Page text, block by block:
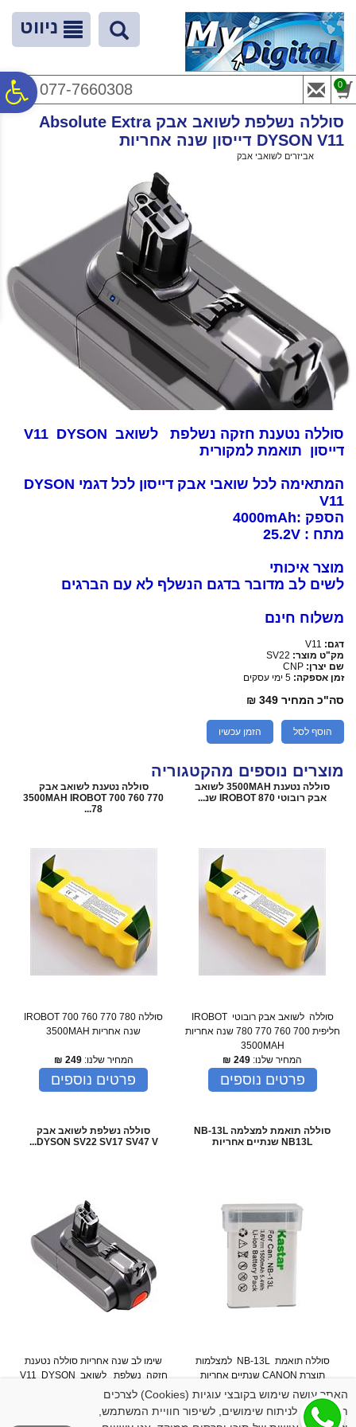
נגישות
המרכזי
ניווט
077-7660308 0
סוללה נשלפת לשואב אבק Absolute Extra
DYSON V11 דייסון שנה אחריות
אביזרים לשואבי אבק
סוללה נטענת חזקה נשלפת לשואב V11 DYSON
דייסון תואמת למקורית
המתאימה לכל שואבי אבק דייסון לכל דגמי DYSON
V11
הספק :4000mAh
מתח : 25.2V
מוצר איכותי
לשים לב מדובר בדגם הנשלף לא עם הברגים
משלוח חינם
דגם: V11
מק"ט מוצר: SV22
שם יצרן: CNP
זמן אספקה: 5 ימי עסקים
סה"כ המחיר 349 ₪
הוסף לסל הזמן עכשיו
מוצרים נוספים מהקטגוריה
סוללה נטענת 3500MAH לשואב
אבק רובוטי IROBOT 870 שנ...
סוללה לשואב אבק רובוטי IROBOT
חליפית 700 760 770 780 שנה אחריות
3500MAH
המחיר שלנו: 249
₪
פרטים נוספים
סוללה נטענת לשואב אבק
3500MAH IROBOT 700 760 770
78...
סוללה IROBOT 700 760 770 780
שנה אחריות 3500MAH
המחיר שלנו:249
₪
פרטים נוספים
סוללה תואמת למצלמה NB-13L
NB13L שנתיים אחריות
סוללה תואמת NB-13L למצלמות
תוצרת CANON שנתיים אחריות
מתאימה לסדרות NB13L for Canon
המחיר שלנו:215
₪
סוללה נשלפת לשואב אבק
DYSON SV22 SV17 SV47 V...
שימו לב שנה אחריות סוללה נטענת
חזקה נשלפת לשואב V11 DYSON
דייסון תואמת למקורית מת...
המחיר שלנו:
האתר עושה שימוש בקובצי עוגיות (Cookies) לצרכים
תפעוליים, לניתוח שימושים, לשיפור חוויית המשתמש,